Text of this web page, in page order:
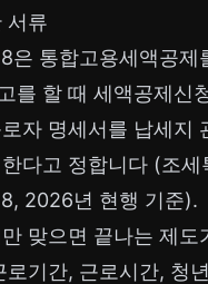
서류
은 통합고용세액공제
를 할 때 세액공제신
자 명세서를 납세지
다고 정합니다 (조세
2026년 현행 기준).
맞으면 끝나는 제도
기간, 근로시간, 청